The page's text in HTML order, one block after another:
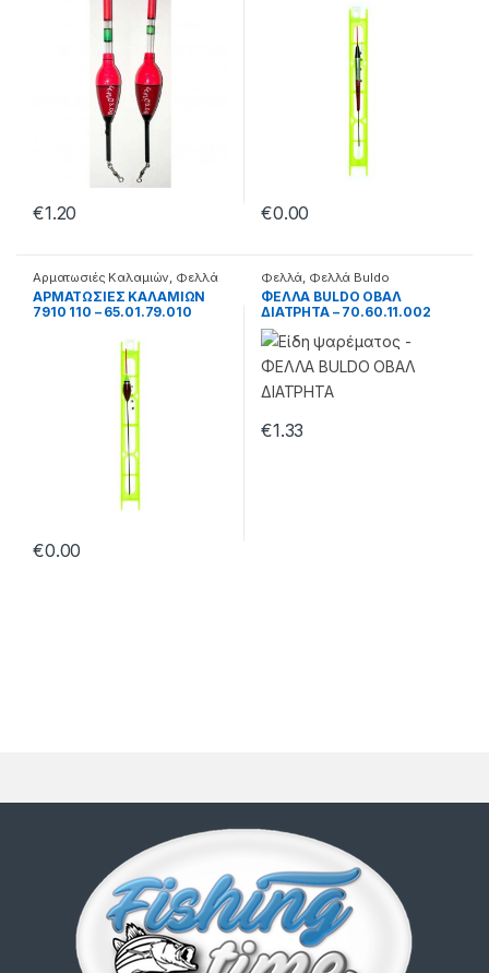
€1.20 €0.00
Αρματωσιές Καλαμιών Φελλά
ΑΡΜΑΤΩΣΙΕΣ ΚΑΛΑΜΙΩΝ
7910 110 – 65.01.79.010
€0.00
Φελλά Φελλά Buldo
ΦΕΛΛΑ BULDO ΟΒΑΛ
ΔΙΑΤΡΗΤΑ – 70.60.11.002
€1.33